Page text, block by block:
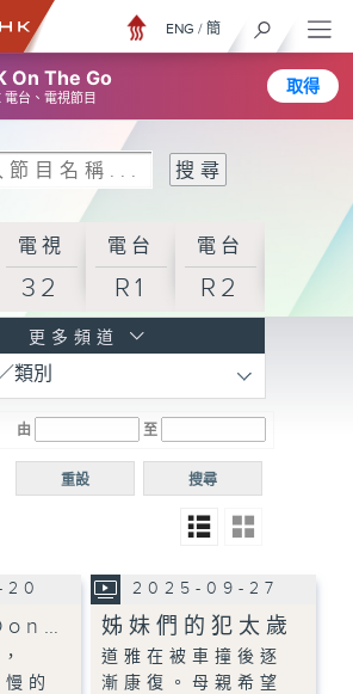
On The Go
台、電視節目
取得
ENG / 簡
電視
32
電台
R1
電台
R2
電台
R5
電台
普通
更多頻道
類別
由 至
搜尋
重設
20
的
2025-09-27
姊妹們的犯太歲
道雅在被車撞後逐
漸康復。母親希望